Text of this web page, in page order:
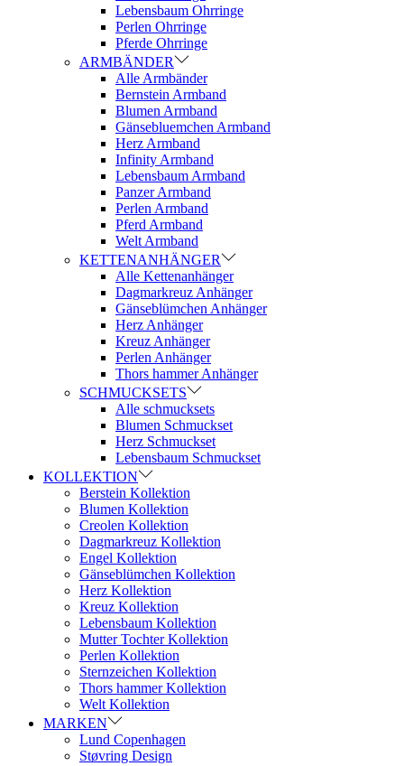
Lebensbaum Ohrringe
Perlen Ohrringe
Pferde Ohrringe
ARMBÄNDER
Alle Armbänder
Bernstein Armband
Blumen Armband
Gänsebluemchen Armband
Herz Armband
Infinity Armband
Lebensbaum Armband
Panzer Armband
Perlen Armband
Pferd Armband
Welt Armband
KETTENANHÄNGER
Alle Kettenanhänger
Dagmarkreuz Anhänger
Gänseblümchen Anhänger
Herz Anhänger
Kreuz Anhänger
Perlen Anhänger
Thors hammer Anhänger
SCHMUCKSETS
Alle schmucksets
Blumen Schmuckset
Herz Schmuckset
Lebensbaum Schmuckset
KOLLEKTION
Berstein Kollektion
Blumen Kollektion
Creolen Kollektion
Dagmarkreuz Kollektion
Engel Kollektion
Gänseblümchen Kollektion
Herz Kollektion
Kreuz Kollektion
Lebensbaum Kollektion
Mutter Tochter Kollektion
Perlen Kollektion
Sternzeichen Kollektion
Thors hammer Kollektion
Welt Kollektion
MARKEN
Lund Copenhagen
Støvring Design